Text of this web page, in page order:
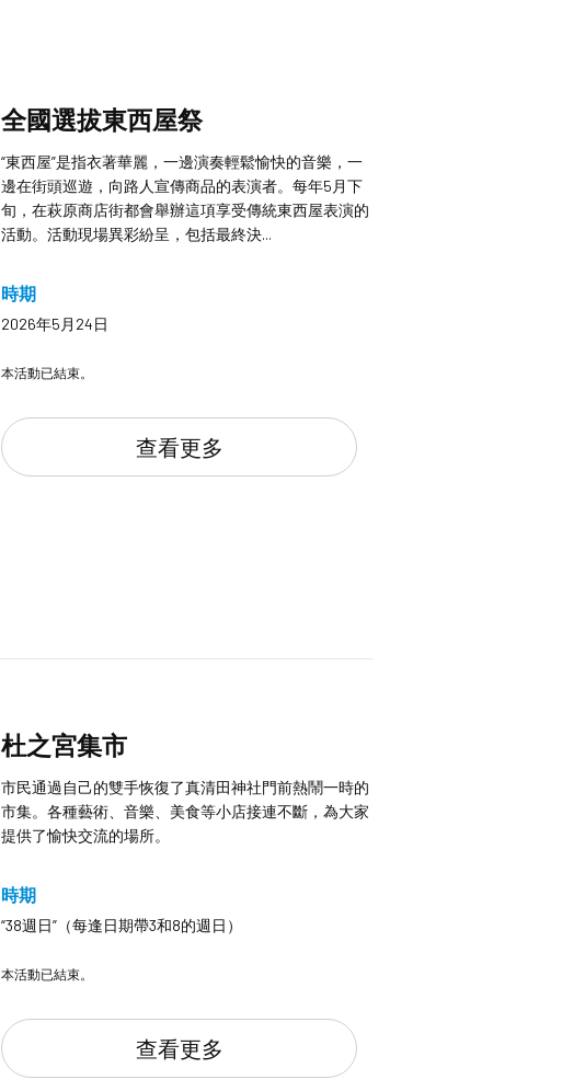
全國選拔東西屋祭
“東西屋”是指衣著華麗，一邊演奏輕鬆愉快的音樂，一
邊在街頭巡遊，向路人宣傳商品的表演者。每年5月下
旬，在萩原商店街都會舉辦這項享受傳統東西屋表演的
活動。活動現場異彩紛呈，包括最終決...
時期
2026年5月24日
本活動已結束。
查看更多
杜之宮集市
市民通過自己的雙手恢復了真清田神社門前熱鬧一時的
市集。各種藝術、音樂、美食等小店接連不斷，為大家
提供了愉快交流的場所。
時期
“38週日”（每逢日期帶3和8的週日）
本活動已結束。
查看更多